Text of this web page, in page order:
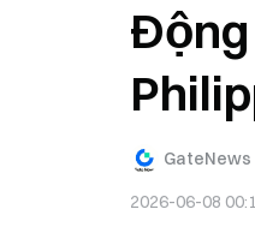
Động
GateNews
2026-06-08